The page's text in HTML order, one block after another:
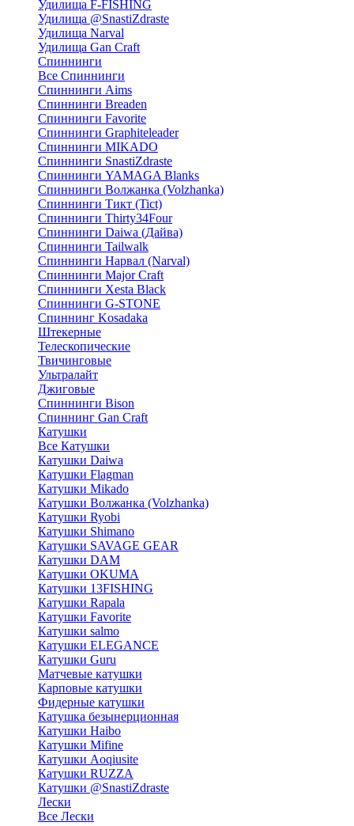
Удилища F-FISHING
Удилища @SnastiZdraste
Удилища Narval
Удилища Gan Craft
Спиннинги
Все Спиннинги
Спиннинги Aims
Спиннинги Breaden
Спиннинги Favorite
Спиннинги Graphiteleader
Спиннинги MIKADO
Спиннинги SnastiZdraste
Спиннинги YAMAGA Blanks
Спиннинги Волжанка (Volzhanka)
Спиннинги Тикт (Tict)
Спиннинги Thirty34Four
Спиннинги Daiwa (Дайва)
Спиннинги Tailwalk
Спиннинги Нарвал (Narval)
Спиннинги Major Craft
Спиннинги Xesta Black
Спиннинги G-STONE
Спиннинг Kosadaka
Штекерные
Телескопические
Твичинговые
Ультралайт
Джиговые
Спиннинги Bison
Спиннинг Gan Craft
Катушки
Все Катушки
Катушки Daiwa
Катушки Flagman
Катушки Mikado
Катушки Волжанка (Volzhanka)
Катушки Ryobi
Катушки Shimano
Катушки SAVAGE GEAR
Катушки DAM
Катушки OKUMA
Катушки 13FISHING
Катушки Rapala
Катушки Favorite
Катушки salmo
Катушки ELEGANCE
Катушки Guru
Матчевые катушки
Карповые катушки
Фидерные катушки
Катушка безынерционная
Катушки Haibo
Катушки Mifine
Катушки Aoqiusite
Катушки RUZZA
Катушки @SnastiZdraste
Лески
Все Лески